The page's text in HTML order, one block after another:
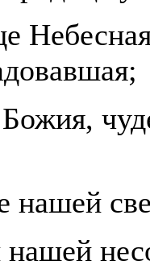
нашей
нашей